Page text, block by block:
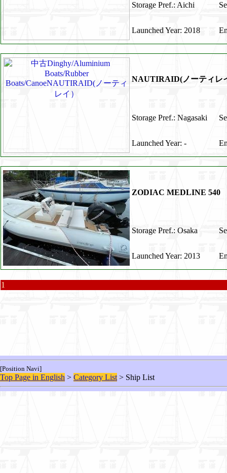
Storage Pref.: Aichi
Launched Year: 2018
NAUTIRAID(ノーティレ
Storage Pref.: Nagasaki
Launched Year: -
ZODIAC MEDLINE 540
Storage Pref.: Osaka
Launched Year: 2013
1
[Position Navi]
Top Page in English > Category List > Ship List